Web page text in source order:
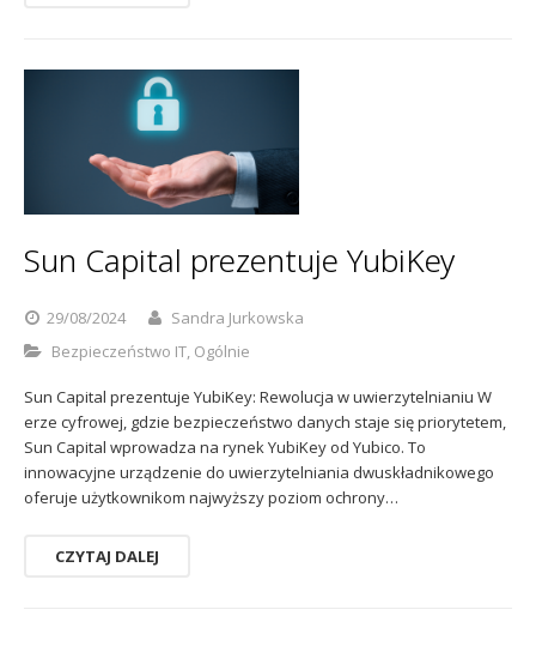
Sun Capital prezentuje YubiKey
29/08/2024
Sandra Jurkowska
Bezpieczeństwo IT, Ogólnie
Sun Capital prezentuje YubiKey: Rewolucja w uwierzytelnianiu W
erze cyfrowej, gdzie bezpieczeństwo danych staje się priorytetem,
Sun Capital wprowadza na rynek YubiKey od Yubico. To
innowacyjne urządzenie do uwierzytelniania dwuskładnikowego
oferuje użytkownikom najwyższy poziom ochrony…
CZYTAJ DALEJ